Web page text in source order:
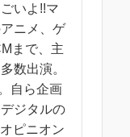
いよ!!マ
ニメ、ゲ
まで、主
数出演。
自ら企画
ジタルの
ピニオン